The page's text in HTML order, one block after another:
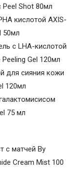
Peel Shot 80мл
кислотой AXIS-
50мл
с LHA-кислотой
Gel 120мл
для сияния кожи
120мл
75 мл
с матчей By
Cream Mist 100